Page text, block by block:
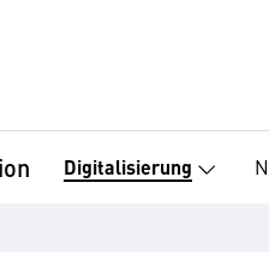
Digitalisierung